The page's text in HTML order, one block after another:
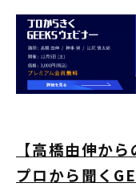
【高橋由伸か
プロから聞く